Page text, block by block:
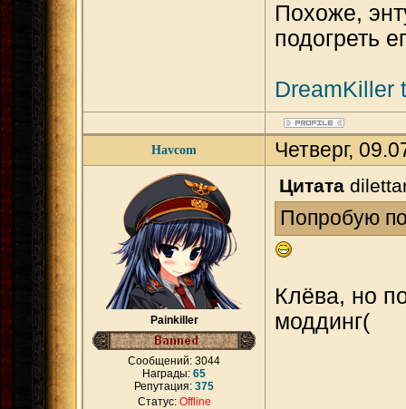
Похоже,
подогреть
DreamKiller
Havcom Четверг,
Painkiller
Сообщений: 3044
Награды: 65
Репутация: 375
Статус: Offline
Цитата
Попробую
Клёва, но
моддинг(